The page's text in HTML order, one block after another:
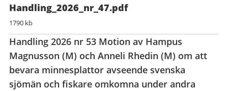
Handling_2026_nr_47.pdf
1790 kb
Handling 2026 nr 53 Motion av Hampus
Magnusson (M) och Anneli Rhedin (M) om att
bevara minnesplattor avseende svenska
sjömän och fiskare omkomna under andra